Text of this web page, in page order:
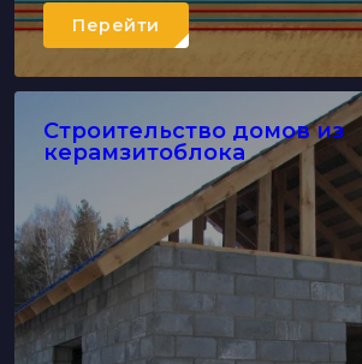
Перейти
Строительство домов из
керамзитоблока